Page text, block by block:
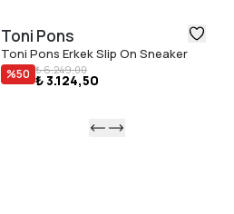
Toni Pons
Toni Pons Erkek Slip On Sneaker
%50 ₺ 6.249,00
₺ 3.124,50